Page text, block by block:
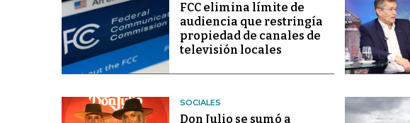
FCC elimina límite de
audiencia que restringía
propiedad de canales de
televisión locales
SOCIALES
Don Julio se sumó a